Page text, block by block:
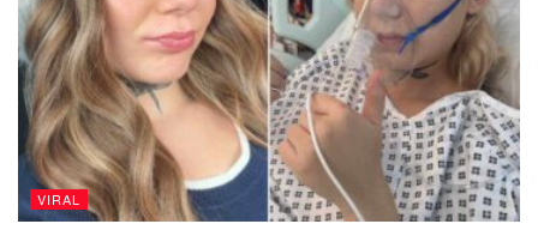
selección mexicana!! A eso se dedican y no hacen
bien su trabajo”, comentaron.
María León pide perdón por equivocarse en el Himno
Nacional
VIRAL